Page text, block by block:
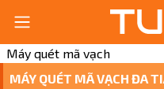
Máy quét mã vạch
MÁY QUÉT MÃ VẠCH ĐA